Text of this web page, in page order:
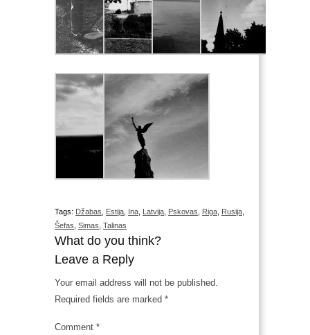
Tags: Džabas Estija Ina Latvija Pskovas Riga Rusija
Šefas Simas Talinas
What do you think?
Leave a Reply
Your email address will not be published.
Required fields are marked *
Comment *